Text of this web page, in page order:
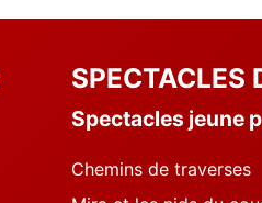
SPECTACLES
Spectacles jeune
Chemins de traverses